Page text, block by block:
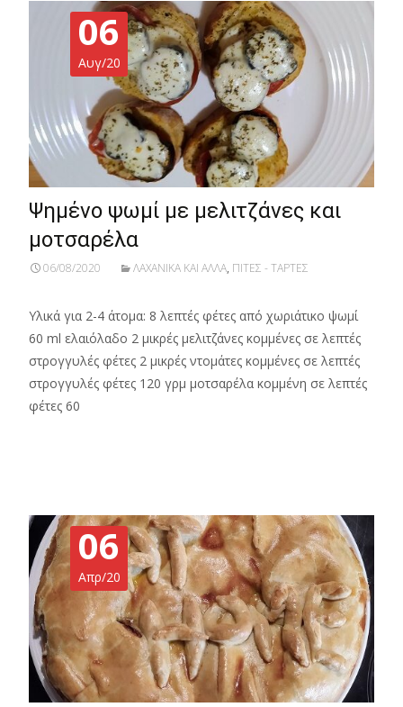
06
Αυγ/20
Ψημένο ψωμί με μελιτζάνες και
μοτσαρέλα
06/08/2020 ΛΑΧΑΝΙΚΑ ΚΑΙ ΑΛΛΑ, ΠΙΤΕΣ - ΤΑΡΤΕΣ
Υλικά για 2-4 άτομα: 8 λεπτές φέτες από χωριάτικο ψωμί
60 ml ελαιόλαδο 2 μικρές μελιτζάνες κομμένες σε λεπτές
στρογγυλές φέτες 2 μικρές ντομάτες κομμένες σε λεπτές
στρογγυλές φέτες 120 γρμ μοτσαρέλα κομμένη σε λεπτές
φέτες 60
06
Απρ/20